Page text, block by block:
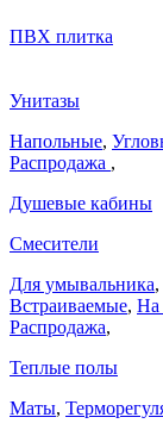
ПВХ плитка
Унитазы
Напольные,
Распродажа ,
Душевые кабины
Смесители
Для умывальника,
Встраиваемые, На
Распродажа,
Теплые полы
Маты,